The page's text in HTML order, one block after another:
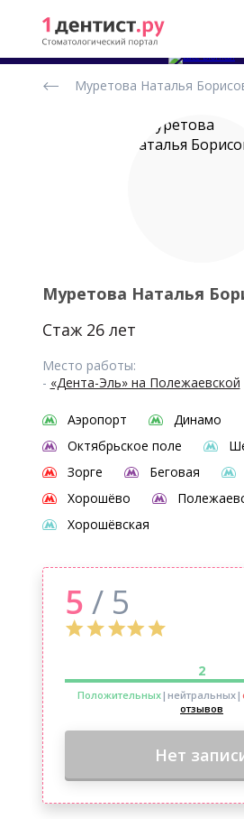
стоматологов
Муретова Наталья
Муретова Наталья
Стаж 26 лет
Место работы:
- «Дента-Эль» на Полежаевской
Аэропорт
Динамо
Октябрьское поле
Зорге
Беговая
Хорошёво
Хорошёвская
5 / 5
2
Положительных|нейтральных|
отзывов
Нет